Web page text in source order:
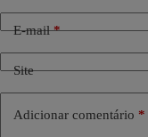
E-mail*
Site
Adicionar comentário *